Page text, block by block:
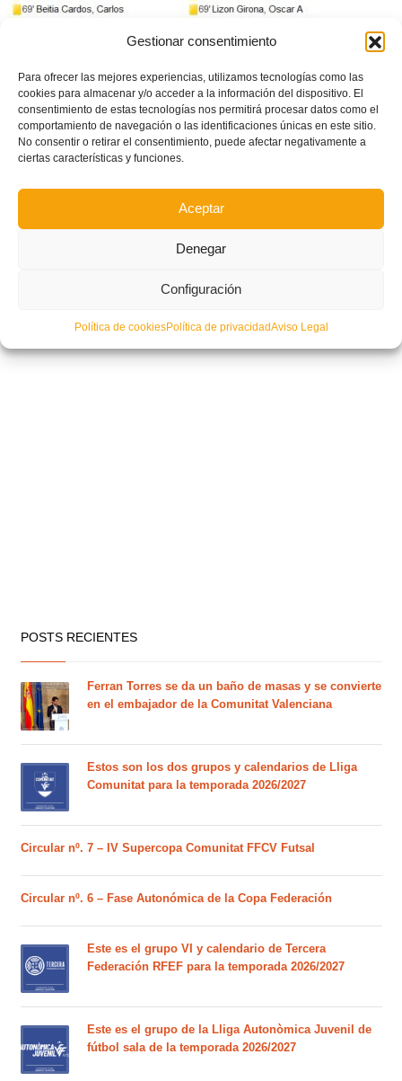
Gestionar consentimiento
Para ofrecer las mejores experiencias, utilizamos tecnologías como las
cookies para almacenar y/o acceder a la información del dispositivo. El
consentimiento de estas tecnologías nos permitirá procesar datos como el
comportamiento de navegación o las identificaciones únicas en este sitio.
No consentir o retirar el consentimiento, puede afectar negativamente a
ciertas características y funciones.
Aceptar
Denegar
Configuración
Política de cookiesPolítica de privacidadAviso Legal
Roda-Kelme: Partido de la Jornada en DHJ
POSTS RECIENTES
Ferran Torres se da un baño de masas y se convierte
en el embajador de la Comunitat Valenciana
Estos son los dos grupos y calendarios de Lliga
Comunitat para la temporada 2026/2027
Circular nº. 7 – IV Supercopa Comunitat FFCV Futsal
Circular nº. 6 – Fase Autonómica de la Copa Federación
Este es el grupo VI y calendario de Tercera
Federación RFEF para la temporada 2026/2027
Este es el grupo de la Lliga Autonòmica Juvenil de
fútbol sala de la temporada 2026/2027